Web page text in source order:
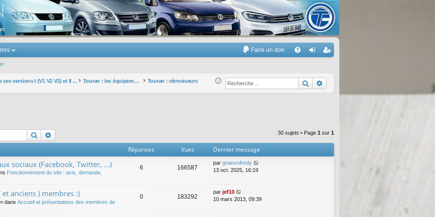
Touran
Faire un don
Q ne
xi
nr
eg
r
versions I (V1 V2 V3) et II ... Touran : les équipements électriques et électroniques Touran : rétroviseurs Rechercher
Rechercher 30 sujets • Page 1 sur 1
Réponses Vues Dernier message
sociaux (Facebook, Twitter, ...)
Fonctionnement du site : avis, demande,
6 166587
par gnanvofredy
13 oct. 2025, 16:19
anciens ) membres :)
» dans Accueil et présentations des membres de
0 183292
par jef10
10 mars 2013, 09:39